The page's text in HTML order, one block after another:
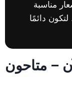
مناسبة
دائمًا
– متاحون